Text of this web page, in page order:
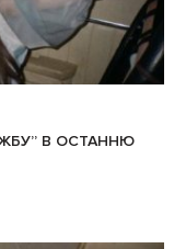
В ОСТАННЮ